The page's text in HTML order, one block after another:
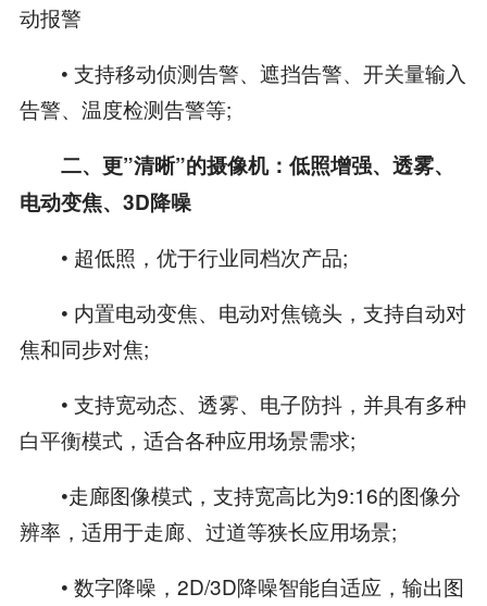
动报警
• 支持移动侦测告警、遮挡告警、开关量输入
告警、温度检测告警等;
二、更”清晰”的摄像机：低照增强、透雾、
电动变焦、3D降噪
• 超低照，优于行业同档次产品;
• 内置电动变焦、电动对焦镜头，支持自动对
焦和同步对焦;
• 支持宽动态、透雾、电子防抖，并具有多种
白平衡模式，适合各种应用场景需求;
•走廊图像模式，支持宽高比为9:16的图像分
辨率，适用于走廊、过道等狭长应用场景;
• 数字降噪，2D/3D降噪智能自适应，输出图